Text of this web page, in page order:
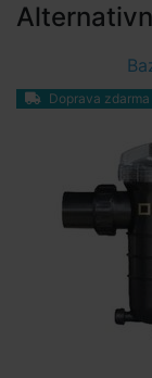
Doprava zdarma